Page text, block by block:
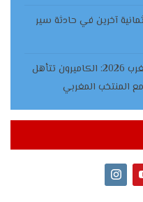
آخرين في حادثة سير
كأس أمم إفريقيا للسيدات – المغرب 2026: الكاميرون تتأهل
المنتخب المغربي